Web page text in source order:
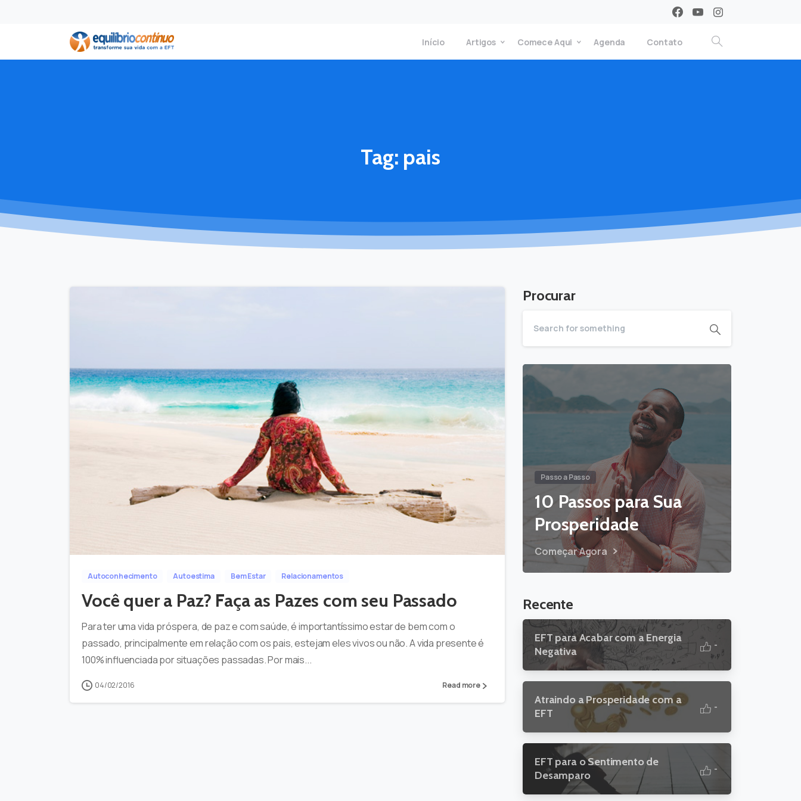
Início Artigos Comece Aqui Agenda Contato
Tag: pais
Autoconhecimento Autoestima Bem Estar Relacionamentos
Você quer a Paz? Faça as Pazes com seu Passado
Para ter uma vida próspera, de paz e com saúde, é importantíssimo estar de bem com o
passado, principalmente em relação com os pais, estejam eles vivos ou não. A vida presente é
100% influenciada por situações passadas. Por mais...
04/02/2016 Read more
Procurar
Passo a Passo
10 Passos para Sua
Prosperidade
Começar Agora
Recente
EFT para Acabar com a Energia
Negativa
-
Atraindo a Prosperidade com a
EFT
-
EFT para o Sentimento de
Desamparo
-